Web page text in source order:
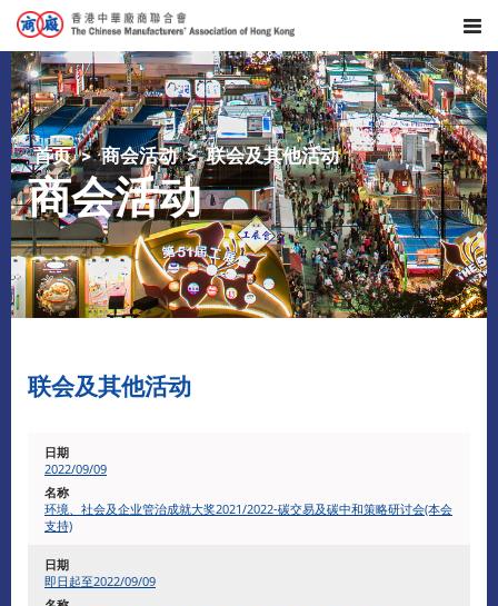
首页 商会活动 联会及其他活动
商会活动
联会及其他活动
2022/09/09
环境、社会及企业管治成就大奖2021/2022-碳交易及碳中和策略研讨会(本会
支持)
即日起至2022/09/09